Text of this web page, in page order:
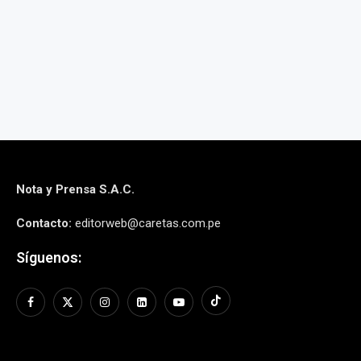
Nota y Prensa S.A.C.
Contacto: editorweb@caretas.com.pe
Síguenos: